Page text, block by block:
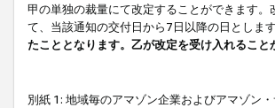
甲の単独の裁量にて改定することができます
て、当該通知の交付日から7日以降の日とします
たこととなります。乙が改定を受け入れるこ
別紙 1: 地域毎のアマゾン企業およびアマゾン・